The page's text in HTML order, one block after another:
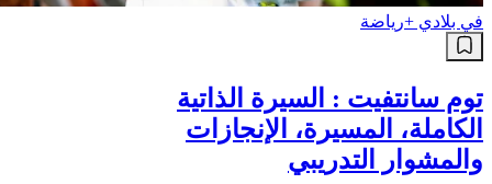
في بلادي +رياضة
توم سانتفيت : السيرة الذاتية
الكاملة، المسيرة، الإنجازات
والمشوار التدريبي